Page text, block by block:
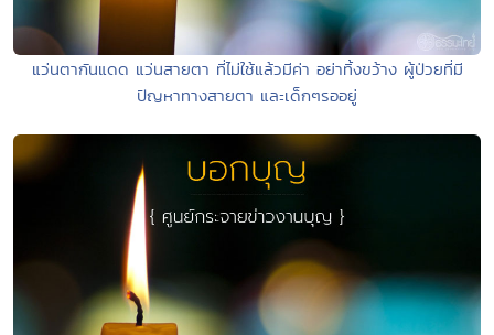
แว่นตากันแดด แว่นสายตา ที่ไม่ใช้แล้วมีค่า อย่าทิ้งขว้าง ผู้ป่วยที่มี
ปัญหาทางสายตา และเด็กๆรออยู่